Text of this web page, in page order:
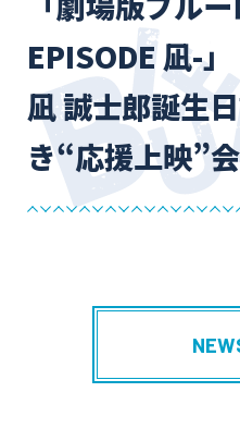
INTRODUCTION
CHARACTER
MUSIC
TICKET
EPISODE 凪-」
凪 誠士郎誕生
き“応援上映”会